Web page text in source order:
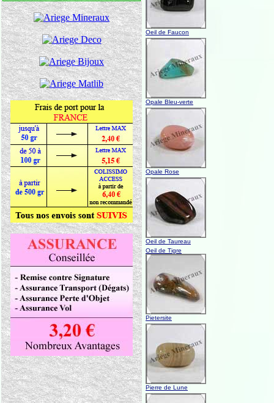
Oeil de Faucon
Opale Bleu-verte
Opale Rose
Oeil de Taureau
Oeil de Tigre
Pietersite
Pierre de Lune